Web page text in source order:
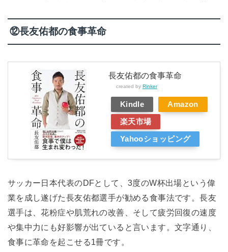
⑫長友佑都の食事革命
長友佑都の食事革命
created by Rinker
Kindle Amazon
楽天市場
Yahooショッピング
サッカー日本代表のDFとして、3度のW杯出場という偉
業を成し遂げた長友佑都選手が勧める食事法です。長友
選手は、花粉症や肌荒れの改善、そして疲労回復の速度
や集中力にも好影響が出ていると言います。文字通り、
食事に革命を起こせる1冊です。